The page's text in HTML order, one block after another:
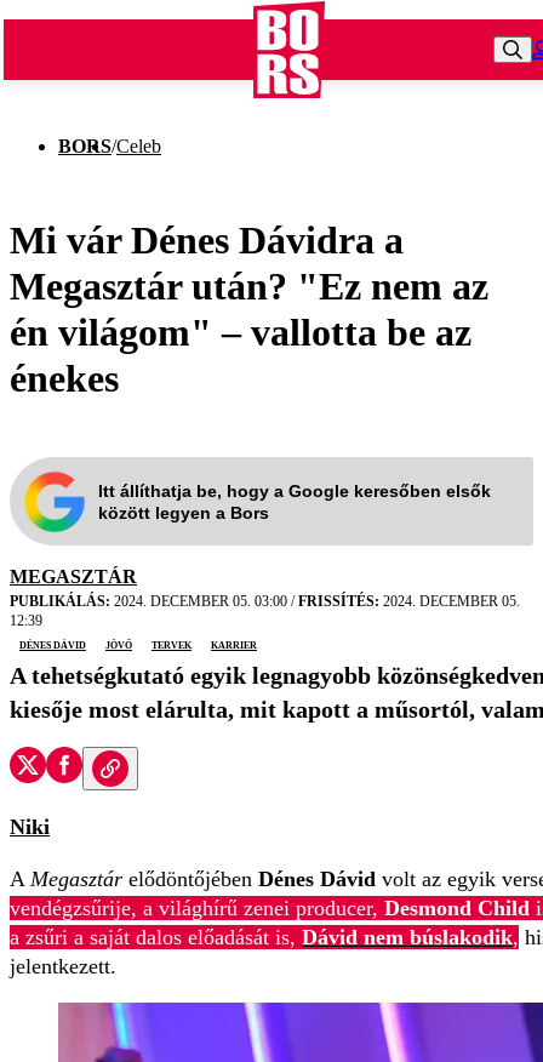
BORS/Celeb
Mi vár Dénes Dávidra a
Megasztár után? "Ez nem az
én világom" – vallotta be az
énekes
Itt állíthatja be, hogy a Google keresőben elsők
között legyen a Bors
MEGASZTÁR
PUBLIKÁLÁS: 2024. DECEMBER 05. 03:00 /FRISSÍTÉS: 2024. DECEMBER 05.
12:39
Dénes Dávid
jövő tervek karrier
A tehetségkutató egyik legnagyobb
kiesője most elárulta, mit kapott a műsortól,
Niki
A Megasztár elődöntőjében Dénes Dávid volt az egyik
vendégzsűrije, a világhírű zenei producer, Desmond Child
a zsűri a saját dalos előadását is, Dávid nem búslakodik,
jelentkezett.